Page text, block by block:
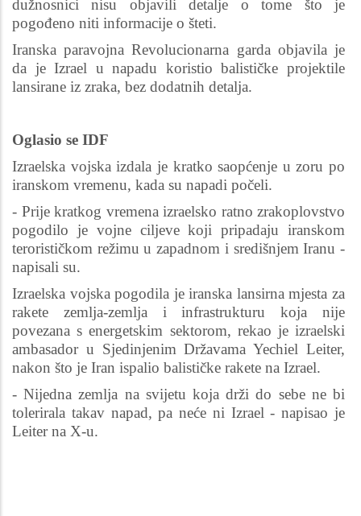
dužnosnici nisu objavili detalje o tome što je
pogođeno niti informacije o šteti.
Iranska paravojna Revolucionarna garda objavila je
da je Izrael u napadu koristio balističke projektile
lansirane iz zraka, bez dodatnih detalja.
Oglasio se IDF
Izraelska vojska izdala je kratko saopćenje u zoru po
iranskom vremenu, kada su napadi počeli.
- Prije kratkog vremena izraelsko ratno zrakoplovstvo
pogodilo je vojne ciljeve koji pripadaju iranskom
terorističkom režimu u zapadnom i središnjem Iranu -
napisali su.
Izraelska vojska pogodila je iranska lansirna mjesta za
rakete zemlja-zemlja i infrastrukturu koja nije
povezana s energetskim sektorom, rekao je izraelski
ambasador u Sjedinjenim Državama Yechiel Leiter,
nakon što je Iran ispalio balističke rakete na Izrael.
- Nijedna zemlja na svijetu koja drži do sebe ne bi
tolerirala takav napad, pa neće ni Izrael - napisao je
Leiter na X-u.